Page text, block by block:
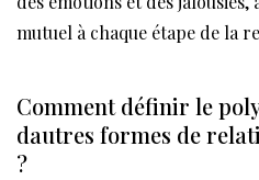
mutuel à chaque étape de la
Comment définir le
dautres formes de
?